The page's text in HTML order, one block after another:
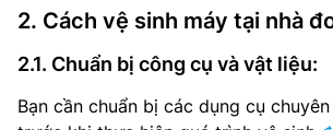
2. Cách vệ sinh máy tại nhà
2.1. Chuẩn bị công cụ và vật liệu:
Bạn cần chuẩn bị các dụng cụ